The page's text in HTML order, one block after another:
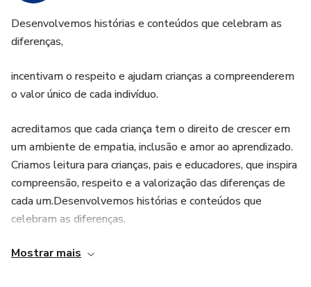
Desenvolvemos histórias e conteúdos que celebram as
diferenças,
incentivam o respeito e ajudam crianças a compreenderem
o valor único de cada indivíduo.
acreditamos que cada criança tem o direito de crescer em
um ambiente de empatia, inclusão e amor ao aprendizado.
Criamos leitura para crianças, pais e educadores, que inspira
compreensão, respeito e a valorização das diferenças de
cada um.Desenvolvemos histórias e conteúdos que
celebram as diferenças,
incentivam o respeito e ajudam crianças a compreenderem
Mostrar mais